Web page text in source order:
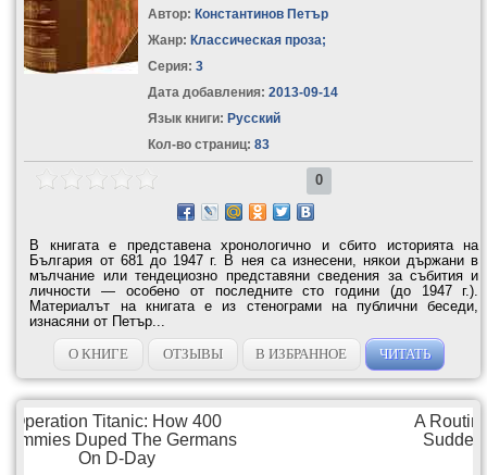
Автор: Константинов Петър
Жанр: Классическая проза;
Серия: 3
Дата добавления: 2013-09-14
Язык книги: Русский
Кол-во страниц: 83
0
В книгата е представена хронологично и сбито историята на
България от 681 до 1947 г. В нея са изнесени, някои държани в
мълчание или тендециозно представяни сведения за събития и
личности — особено от последните сто години (до 1947 г.).
Материалът на книгата е из стенограми на публични беседи,
изнасяни от Петър...
О КНИГЕ
ОТЗЫВЫ В ИЗБРАННОЕ ЧИТАТЬ